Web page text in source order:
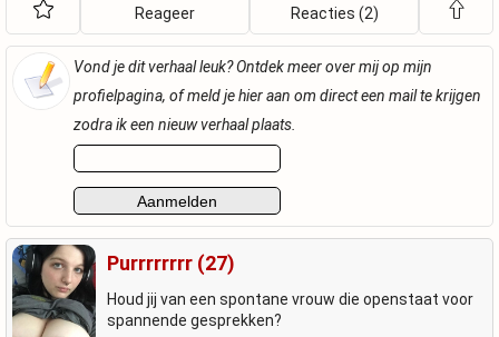
Reageer Reacties (2)
Vond je dit verhaal leuk? Ontdek meer over mij op mijn
profielpagina, of meld je hier aan om direct een mail te krijgen
zodra ik een nieuw verhaal plaats.
Purrrrrrrr (27)
Houd jij van een spontane vrouw die openstaat voor
spannende gesprekken?